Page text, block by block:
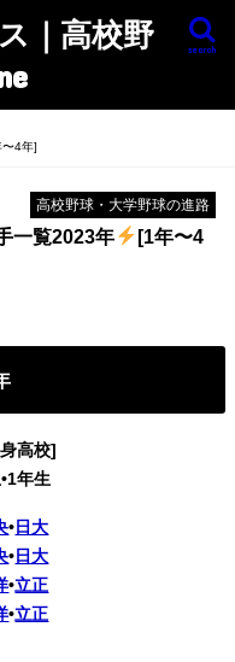
｜高校野
search
4年]
高校野球・大学野球の進路
一覧2023年
[1年〜4
高校]
年生
•日大
•日大
•立正
•立正